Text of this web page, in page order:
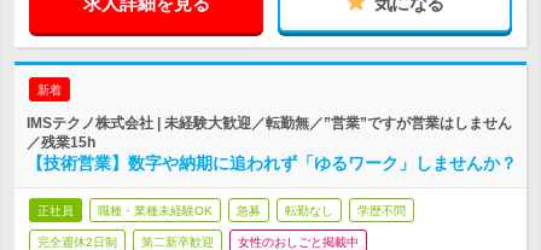
新着
IMSテクノ株式会社 | 未経験大歓迎／転勤無／”営業”ですが営業はしません
／残業15h
【技術営業】数字や納期に追われず「ゆるワーク」しませんか？
正社員 職種・業種未経験OK 急募 転勤なし 学歴不問
完全週休2日制 第二新卒歓迎 女性のおしごと掲載中